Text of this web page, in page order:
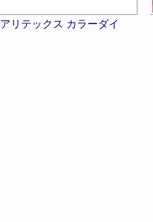
アリテックス カラーダイ